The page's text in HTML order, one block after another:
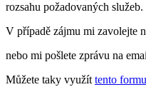
rozsahu požadovaných
V případě zájmu mi zavolejte
nebo mi pošlete zprávu na
Můžete taky využít tento